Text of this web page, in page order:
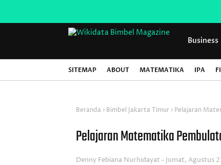
Business
SITEMAP ABOUT MATEMATIKA IPA
Beranda Bimbel Jakarta Timur Pelajaran
Pelajaran Matematika
Denny Febiana Nurhidayat Jumat, Agustus